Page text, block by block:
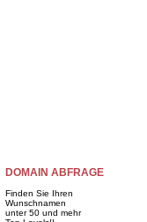
DOMAIN ABFRAGE
Finden Sie Ihren
Wunschnamen
unter 50 und mehr